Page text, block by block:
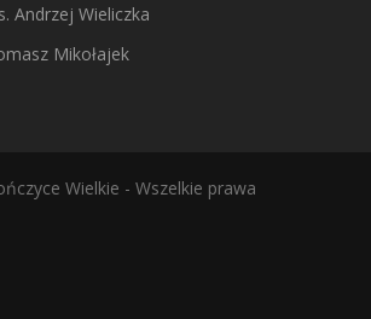
Andrzej Wieliczka
Mikołajek
Wielkie - Wszelkie prawa